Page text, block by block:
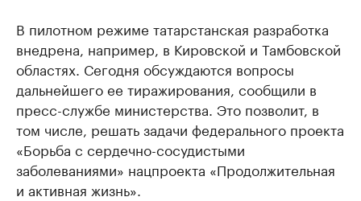
В пилотном режиме татарстанская разработка
внедрена, например, в Кировской и Тамбовской
областях. Сегодня обсуждаются вопросы
дальнейшего ее тиражирования, сообщили в
пресс-службе министерства. Это позволит, в
том числе, решать задачи федерального проекта
«Борьба с сердечно-сосудистыми
заболеваниями» нацпроекта «Продолжительная
и активная жизнь».